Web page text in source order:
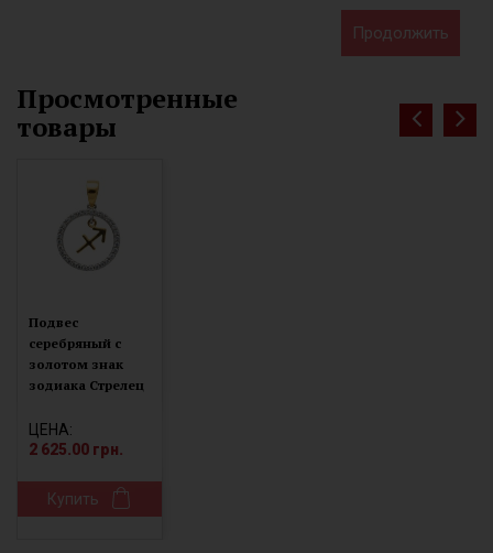
Продолжить
Просмотренные
товары
Подвес
серебряный с
золотом знак
зодиака Стрелец
ЦЕНА:
2 625.00 грн.
Купить